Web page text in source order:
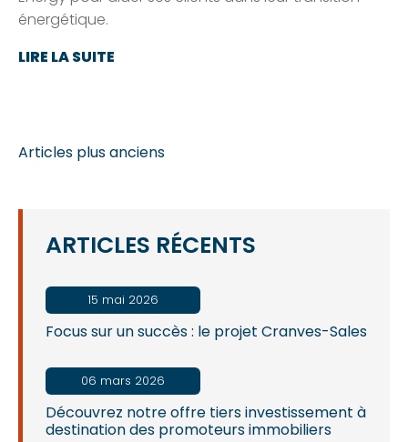
énergétique.
LIRE LA SUITE
NAVIGATION
DES
ARTICLES
Articles plus anciens
ARTICLES RÉCENTS
Focus sur un succès : le projet Cranves-Sales
15 mai 2026
Découvrez notre offre tiers investissement à
destination des promoteurs immobiliers
06 mars 2026